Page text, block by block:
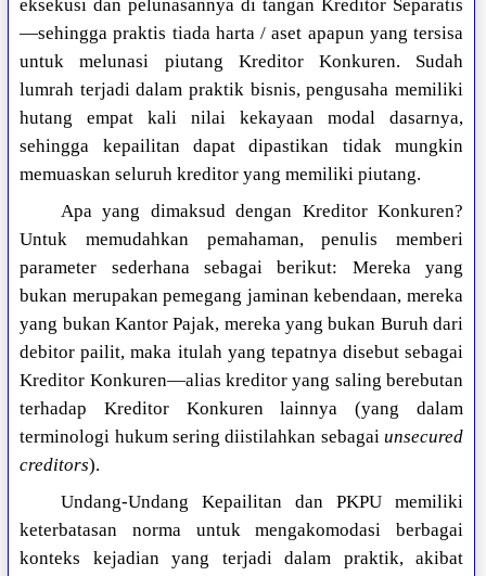
eksekusi dan pelunasannya di tangan Kreditor Separatis
—sehingga praktis tiada harta / aset apapun yang tersisa
untuk melunasi piutang Kreditor Konkuren. Sudah
lumrah terjadi dalam praktik bisnis, pengusaha memiliki
hutang empat kali nilai kekayaan modal dasarnya,
sehingga kepailitan dapat dipastikan tidak mungkin
memuaskan seluruh kreditor yang memiliki piutang.
Apa yang dimaksud dengan Kreditor Konkuren?
Untuk memudahkan pemahaman, penulis memberi
parameter sederhana sebagai berikut: Mereka yang
bukan merupakan pemegang jaminan kebendaan, mereka
yang bukan Kantor Pajak, mereka yang bukan Buruh dari
debitor pailit, maka itulah yang tepatnya disebut sebagai
Kreditor Konkuren—alias kreditor yang saling berebutan
terhadap Kreditor Konkuren lainnya (yang dalam
terminologi hukum sering diistilahkan sebagai unsecured
creditors).
Undang-Undang Kepailitan dan PKPU memiliki
keterbatasan norma untuk mengakomodasi berbagai
konteks kejadian yang terjadi dalam praktik, akibat